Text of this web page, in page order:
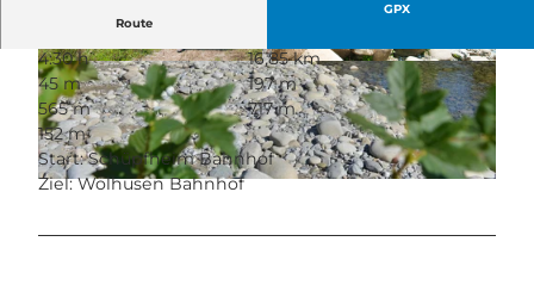
© Christian Perret, UNESCO Biosphäre Entlebuch
© Mattias Nutt, UNESCO Biosphäre Entlebuch © Mattias Nutt, UNESCO Biosphäre Entlebuch
Route
GPX
4:30 h
16,85 km
45 m
197 m
565 m
717 m
152 m
Start: Schüpfheim Bahnhof
Ziel: Wolhusen Bahnhof